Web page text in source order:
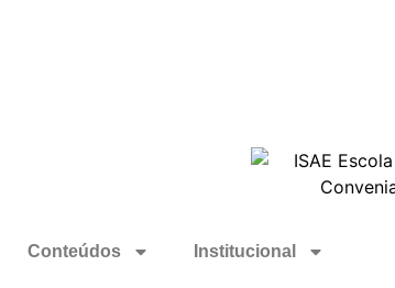
Conteúdos Institucional